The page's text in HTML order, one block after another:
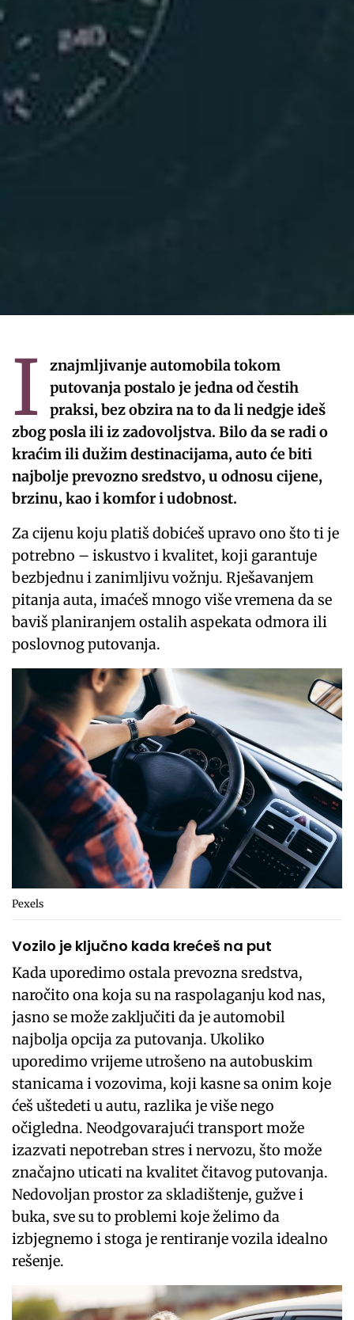
I
znajmljivanje automobila tokom
putovanja postalo je jedna od čestih
praksi, bez obzira na to da li nedgje ideš
zbog posla ili iz zadovoljstva. Bilo da se radi o
kraćim ili dužim destinacijama, auto će biti
najbolje prevozno sredstvo, u odnosu cijene,
brzinu, kao i komfor i udobnost.
Za cijenu koju platiš dobićeš upravo ono što ti je
potrebno – iskustvo i kvalitet, koji garantuje
bezbjednu i zanimljivu vožnju. Rješavanjem
pitanja auta, imaćeš mnogo više vremena da se
baviš planiranjem ostalih aspekata odmora ili
poslovnog putovanja.
Pexels
Vozilo je ključno kada krećeš na put
Kada uporedimo ostala prevozna sredstva,
naročito ona koja su na raspolaganju kod nas,
jasno se može zaključiti da je automobil
najbolja opcija za putovanja. Ukoliko
uporedimo vrijeme utrošeno na autobuskim
stanicama i vozovima, koji kasne sa onim koje
ćeš uštedeti u autu, razlika je više nego
očigledna. Neodgovarajući transport može
izazvati nepotreban stres i nervozu, što može
značajno uticati na kvalitet čitavog putovanja.
Nedovoljan prostor za skladištenje, gužve i
buka, sve su to problemi koje želimo da
izbjegnemo i stoga je rentiranje vozila idealno
rešenje.